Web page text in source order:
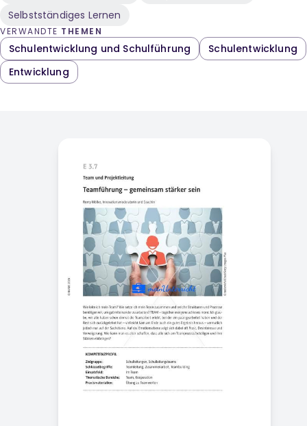
Selbstständiges Lernen
VERWANDTE THEMEN
Schulentwicklung und Schulführung
Schulentwicklung
Entwicklung